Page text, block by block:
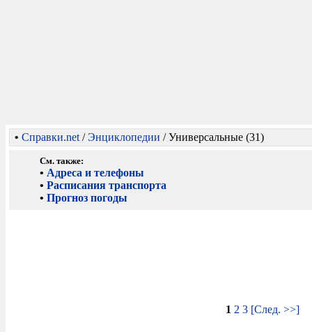
• Справки.net / Энциклопедии / Универсальные (31)
См. также:
• Адреса и телефоны
•Расписания транспорта
•Прогноз погоды
1 2 3 [След. >>]